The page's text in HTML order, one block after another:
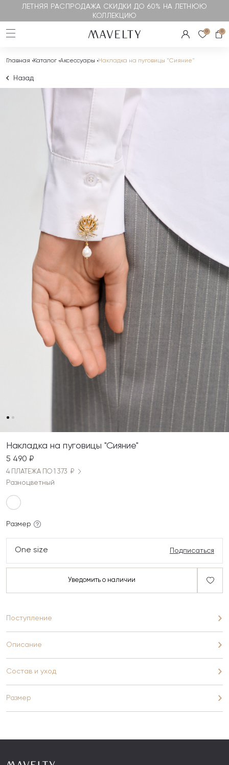
ЛЕТНЯЯ РАСПРОДАЖА СКИДКИ ДО 60% НА ЛЕТНЮЮ
КОЛЛЕКЦИЮ
0 0
Главная Каталог Аксессуары Накладка на пуговицы "Сияние"
Назад
Накладка на пуговицы "Сияние"
5 490 ₽
4 ПЛАТЕЖА ПО 1 373 ₽
Разноцветный
Размер
One size Подписаться
Уведомить о наличии
Поступление
Описание
Состав и уход
Размер